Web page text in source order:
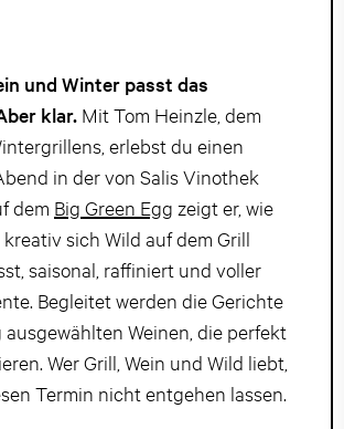
und Winter passt das
klar. Mit Tom Heinzle, dem
erlebst du einen
in der von Salis Vinothek
dem Big Green Egg zeigt er, wie
sich Wild auf dem Grill
saisonal, raffiniert und voller
Begleitet werden die Gerichte
Weinen, die perfekt
Wer Grill, Wein und Wild liebt,
Termin nicht entgehen lassen.